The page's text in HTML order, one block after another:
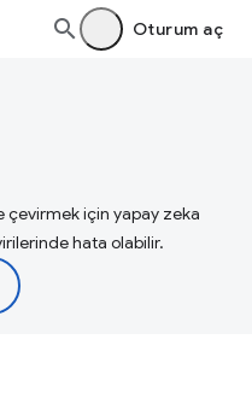
Oturum aç
için yapay zeka
hata olabilir.